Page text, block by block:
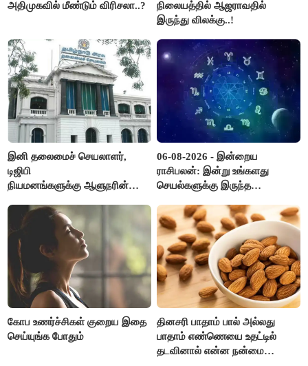
அதிமுகவில் மீண்டும் விரிசலா..?
நிலையத்தில் ஆஜராவதில்
இருந்து விலக்கு..!
இனி தலைமைச் செயலாளர்,
டிஜிபி
நியமனங்களுக்கு ஆளுநரின்
தமிழ்நாடு அரசு அதிரடி..!
06-08-2026 - இன்றைய
ராசிபலன்: இன்று உங்களது
செயல்களுக்கு இருந்த
எதிர்பார்த்த உதவிகள் கிடைக்கும்.
பணவரத்து கூடும்..!
கோப உணர்ச்சிகள் குறைய இதை
செய்யுங்க போதும்
தினசரி பாதாம் பால் அல்லது
பாதாம் எண்ணெயை உதட்டில்
தடவினால் என்ன நன்மை